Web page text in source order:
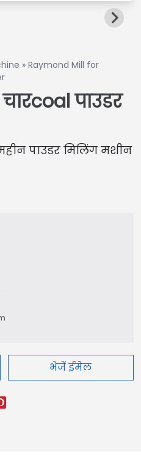
» Raymond Mill for
पाउडर
पाउडर मिलिंग मशीन
भेजें ईमेल